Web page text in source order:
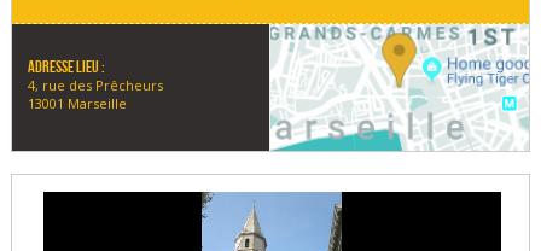
Adresse lieu :
4, rue des Prêcheurs
13001 Marseille